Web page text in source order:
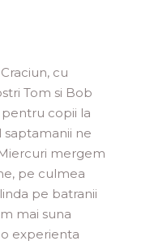
cu
Tom si Bob
pentru copii la
saptamanii ne
mergem
pe culmea
pe batranii
mai suna
experienta